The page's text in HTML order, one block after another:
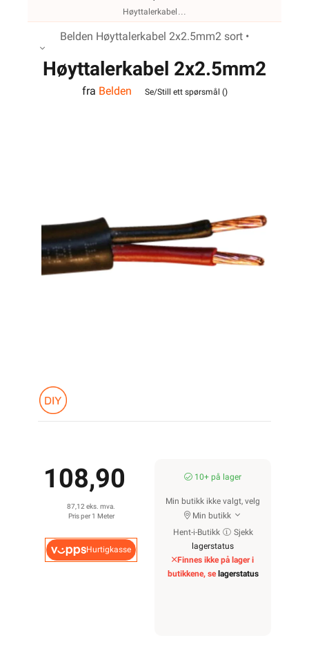
Høyttalerkabel
Belden Høyttalerkabel 2x2.5mm2 sort •
Høyttalerkabel 2x2.5mm2
Sort Belden
fra Belden Se/Still ett spørsmål ()
108,90
87,12 eks. mva.
Pris per 1 Meter
Hurtigkasse
10+ på lager
Min butikk ikke valgt, velg
Min butikk
Hent-i-Butikk
Sjekk
lagerstatus
Finnes ikke på lager i
butikkene, se lagerstatus